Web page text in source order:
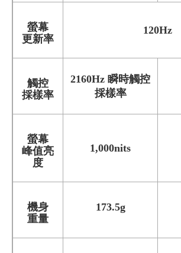
螢幕
更新率
120Hz
觸控
採樣率
2160Hz 瞬時觸控
採樣率
螢幕
峰值亮
度
1,000nits
機身
重量
173.5g